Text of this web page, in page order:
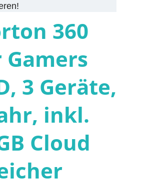
360
3 Geräte,
inkl.
Cloud